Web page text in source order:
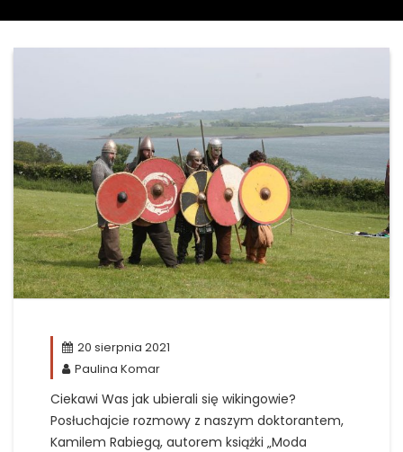
20 sierpnia 2021
Paulina Komar
Ciekawi Was jak ubierali się wikingowie?
Posłuchajcie rozmowy z naszym doktorantem,
Kamilem Rabiegą, autorem książki „Moda